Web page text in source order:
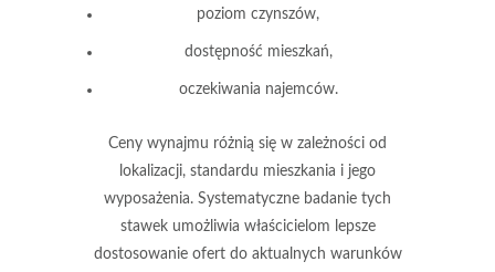
poziom czynszów,
dostępność mieszkań,
oczekiwania najemców.
Ceny wynajmu różnią się w zależności od
lokalizacji, standardu mieszkania i jego
wyposażenia. Systematyczne badanie tych
stawek umożliwia właścicielom lepsze
dostosowanie ofert do aktualnych warunków